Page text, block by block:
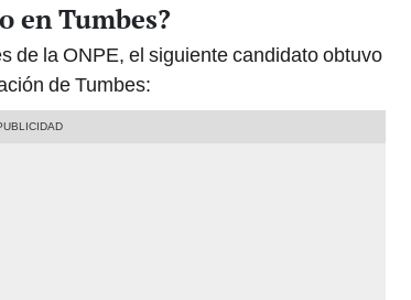
en Tumbes?
de la ONPE, el siguiente candidato obtuvo
de Tumbes: